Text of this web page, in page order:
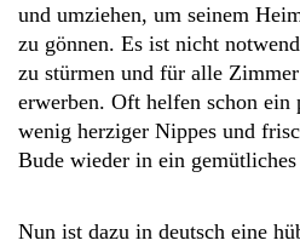
und umziehen, um seinem
zu gönnen. Es ist nicht
zu stürmen und für alle
erwerben. Oft helfen schon ein
wenig herziger Nippes und
Bude wieder in ein
Nun ist dazu in deutsch eine